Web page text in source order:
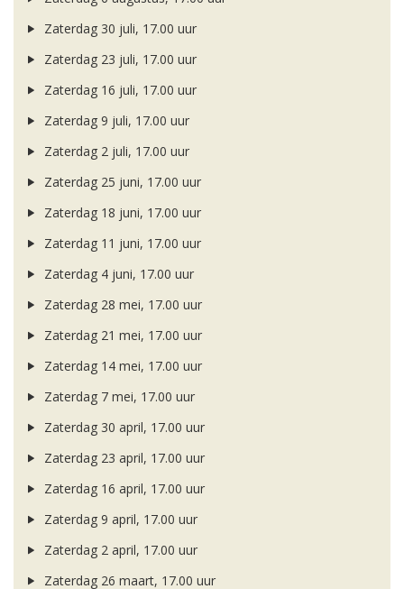
Zaterdag 30 juli, 17.00 uur
Zaterdag 23 juli, 17.00 uur
Zaterdag 16 juli, 17.00 uur
Zaterdag 9 juli, 17.00 uur
Zaterdag 2 juli, 17.00 uur
Zaterdag 25 juni, 17.00 uur
Zaterdag 18 juni, 17.00 uur
Zaterdag 11 juni, 17.00 uur
Zaterdag 4 juni, 17.00 uur
Zaterdag 28 mei, 17.00 uur
Zaterdag 21 mei, 17.00 uur
Zaterdag 14 mei, 17.00 uur
Zaterdag 7 mei, 17.00 uur
Zaterdag 30 april, 17.00 uur
Zaterdag 23 april, 17.00 uur
Zaterdag 16 april, 17.00 uur
Zaterdag 9 april, 17.00 uur
Zaterdag 2 april, 17.00 uur
Zaterdag 26 maart, 17.00 uur